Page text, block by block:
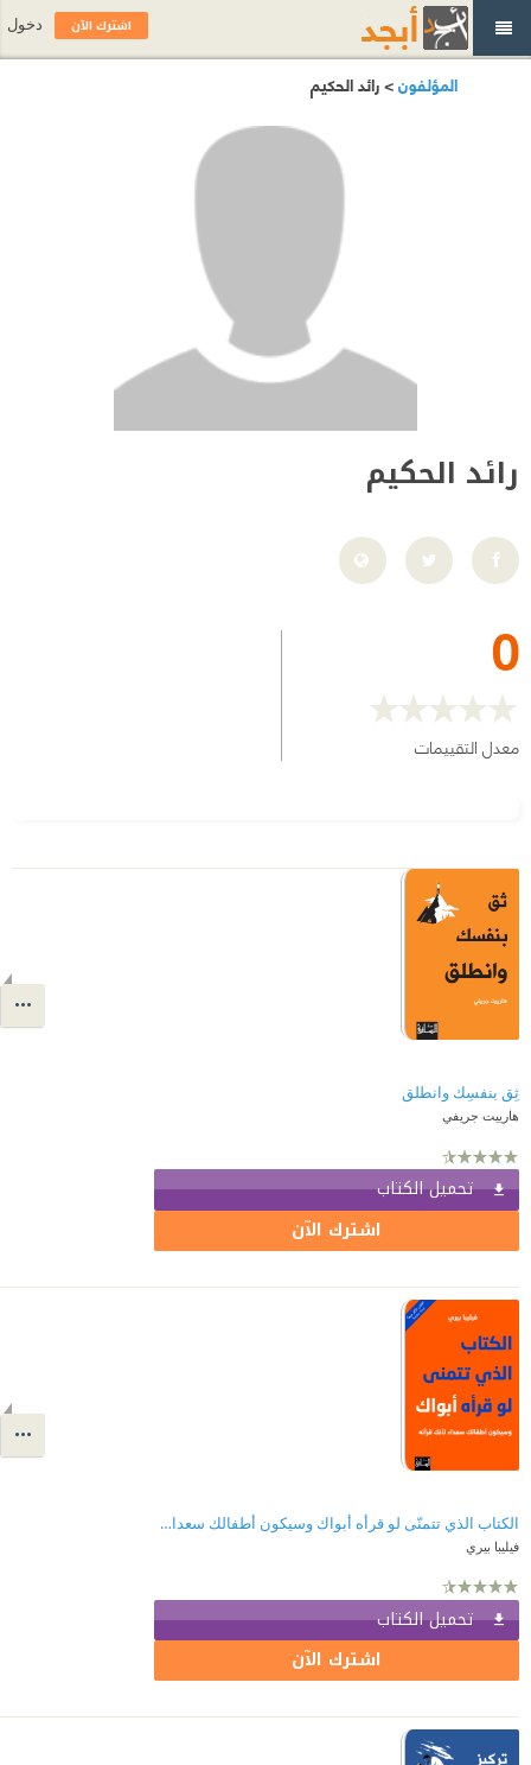
المؤلفون> رائد الحكيم
رائد الحكيم
0
معدل التقييمات
ثِق بنفسِك وانطلق
هارييت جريفي
تحميل الكتاب
اشترك الآن
الكتاب الذي تتمنّى لو قرأه أبواك وسيكون أطفالك سعداء لأنك قرأته
فيليبا بيري
تحميل الكتاب
اشترك الآن
اشترك الآن دخول